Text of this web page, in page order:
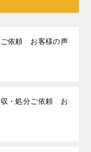
ご依頼 お客様の声
収・処分ご依頼 お